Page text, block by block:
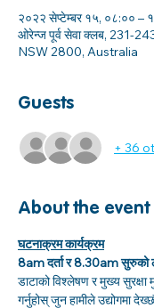
२०२२ सेप्टेम्बर १५, ०८:०० –
ओरेन्ज पूर्व सेवा क्लब, 231-
NSW 2800, Australia
Guests
+ 36
About the event
घटनाक्रम कार्यक्रम
8am दर्ता र 8.30am सुरुको
डाटाको विश्लेषण र मुख्य
गर्नुहोस् जुन हामीले उद्योगमा